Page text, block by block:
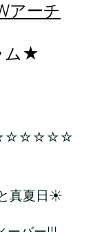
アーチ
ム★
真夏日☀